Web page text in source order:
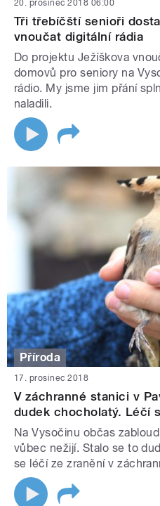
20. prosinec 2018 06:00
Tři třebíčští senioři
vnoučat digitální rádia
Do projektu Ježíškova
domovů pro seniory na
rádio. My jsme jim přání
naladili.
Příroda
17. prosinec 2018
V záchranné stanici v
dudek chocholatý. Léčí
Na Vysočinu občas
vůbec nežijí. Stalo se to
se léčí ze zranění v